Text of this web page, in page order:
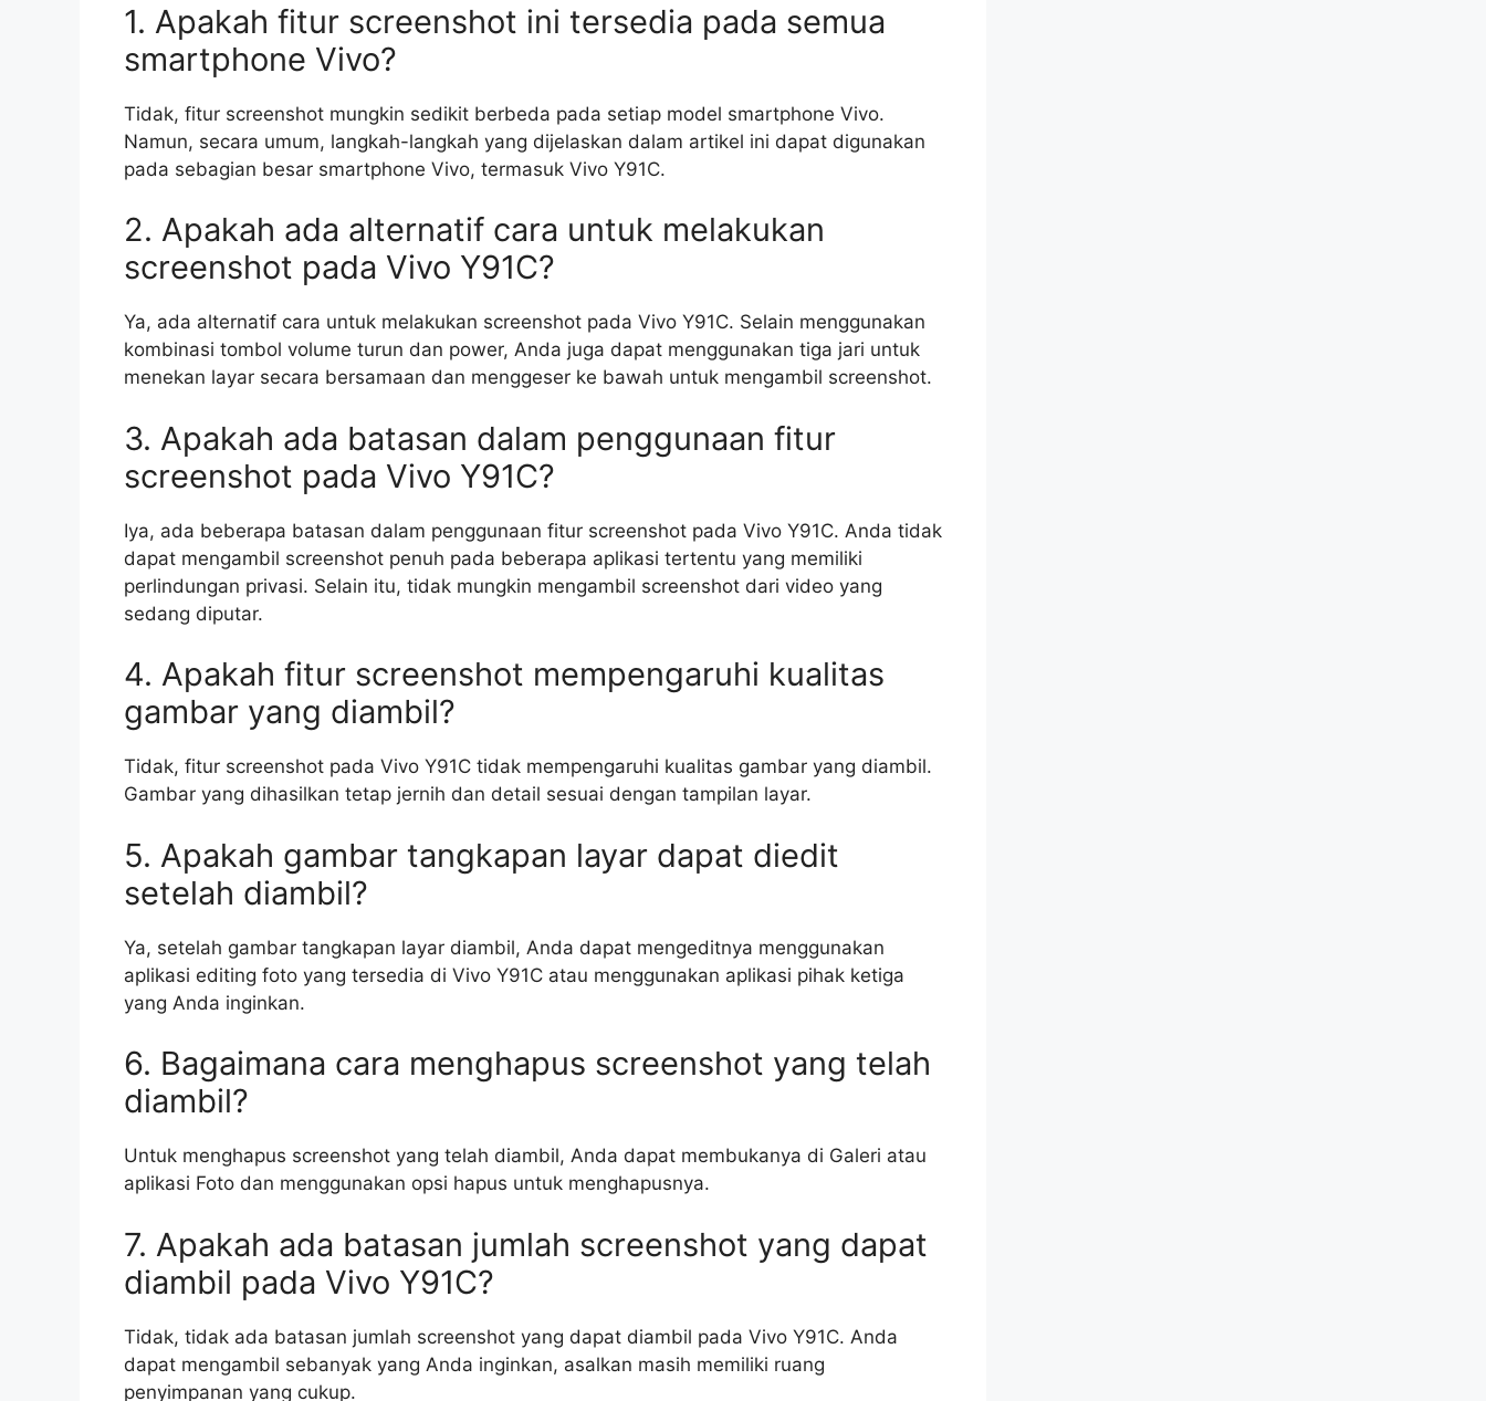
1. Apakah fitur screenshot ini tersedia pada semua
smartphone Vivo?
Tidak, fitur screenshot mungkin sedikit berbeda pada setiap model smartphone Vivo.
Namun, secara umum, langkah-langkah yang dijelaskan dalam artikel ini dapat digunakan
pada sebagian besar smartphone Vivo, termasuk Vivo Y91C.
2. Apakah ada alternatif cara untuk melakukan
screenshot pada Vivo Y91C?
Ya, ada alternatif cara untuk melakukan screenshot pada Vivo Y91C. Selain menggunakan
kombinasi tombol volume turun dan power, Anda juga dapat menggunakan tiga jari untuk
menekan layar secara bersamaan dan menggeser ke bawah untuk mengambil screenshot.
3. Apakah ada batasan dalam penggunaan fitur
screenshot pada Vivo Y91C?
Iya, ada beberapa batasan dalam penggunaan fitur screenshot pada Vivo Y91C. Anda tidak
dapat mengambil screenshot penuh pada beberapa aplikasi tertentu yang memiliki
perlindungan privasi. Selain itu, tidak mungkin mengambil screenshot dari video yang
sedang diputar.
4. Apakah fitur screenshot mempengaruhi kualitas
gambar yang diambil?
Tidak, fitur screenshot pada Vivo Y91C tidak mempengaruhi kualitas gambar yang diambil.
Gambar yang dihasilkan tetap jernih dan detail sesuai dengan tampilan layar.
5. Apakah gambar tangkapan layar dapat diedit
setelah diambil?
Ya, setelah gambar tangkapan layar diambil, Anda dapat mengeditnya menggunakan
aplikasi editing foto yang tersedia di Vivo Y91C atau menggunakan aplikasi pihak ketiga
yang Anda inginkan.
6. Bagaimana cara menghapus screenshot yang telah
diambil?
Untuk menghapus screenshot yang telah diambil, Anda dapat membukanya di Galeri atau
aplikasi Foto dan menggunakan opsi hapus untuk menghapusnya.
7. Apakah ada batasan jumlah screenshot yang dapat
diambil pada Vivo Y91C?
Tidak, tidak ada batasan jumlah screenshot yang dapat diambil pada Vivo Y91C. Anda
dapat mengambil sebanyak yang Anda inginkan, asalkan masih memiliki ruang
penyimpanan yang cukup.